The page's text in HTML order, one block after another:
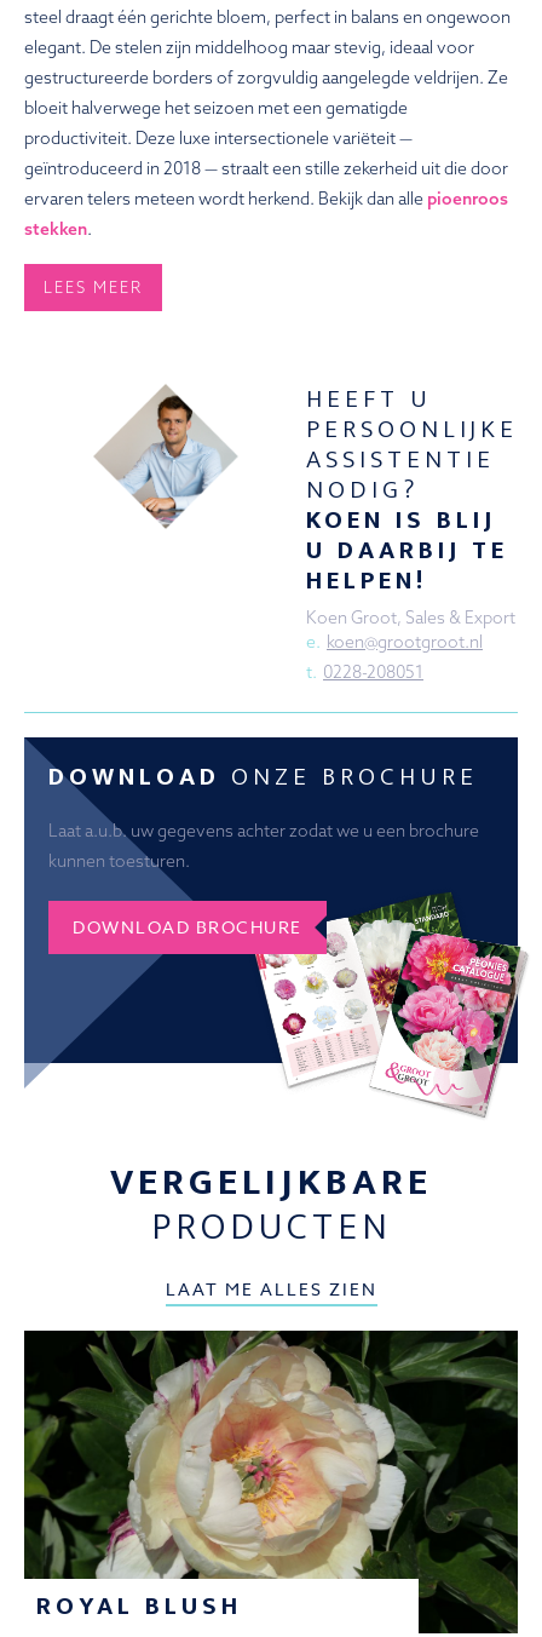
steel draagt één gerichte bloem, perfect in balans en ongewoon
elegant. De stelen zijn middelhoog maar stevig, ideaal voor
gestructureerde borders of zorgvuldig aangelegde veldrijen. Ze
bloeit halverwege het seizoen met een gematigde
productiviteit. Deze luxe intersectionele variëteit —
geïntroduceerd in 2018 — straalt een stille zekerheid uit die door
ervaren telers meteen wordt herkend. Bekijk dan alle pioenroos
stekken.
LEES MEER
HEEFT U
PERSOONLIJKE
ASSISTENTIE
NODIG?
KOEN IS BLIJ
U DAARBIJ TE
HELPEN!
Koen Groot, Sales & Export
e. koen@grootgroot.nl
t. 0228-208051
DOWNLOAD ONZE BROCHURE
Laat a.u.b. uw gegevens achter zodat we u een brochure
kunnen toesturen.
DOWNLOAD BROCHURE
VERGELIJKBARE
PRODUCTEN
LAAT ME ALLES ZIEN
ROYAL BLUSH